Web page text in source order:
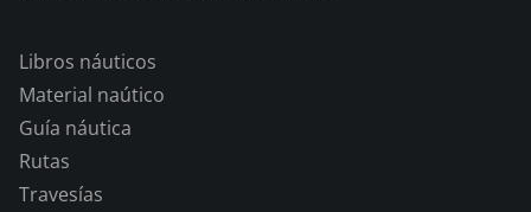
Libros náuticos
Material naútico
Guía náutica
Rutas
Travesías